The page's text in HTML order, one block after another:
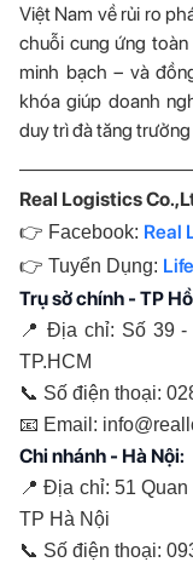
Việt Nam về rủi ro
chuỗi cung ứng
minh bạch – và
khóa giúp doanh
duy trì đà tăng
Real Logistics
👉 Facebook: Real
👉 Tuyển Dụng:
Trụ sở chính - TP
📍 Địa chỉ: Số 39
TP.HCM
📞 Số điện thoại:
📧 Email:
Chi nhánh - Hà Nội:
📍 Địa chỉ: 51
TP Hà Nội
📞 Số điện thoại: